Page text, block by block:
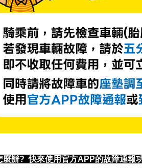
麼辦? 快來使用官方APP的故障通報